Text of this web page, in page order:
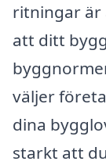
ritningar är
att ditt
väljer
dina
starkt att